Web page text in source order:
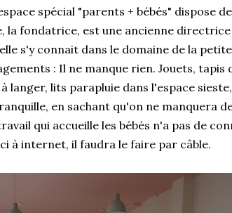
spécial "parents + bébés" dispose
la fondatrice, est une ancienne
s'y connait dans le domaine de la
: Il ne manque rien. Jouets, tapis
langer, lits parapluie dans l'espace
en sachant qu'on ne manquera
qui accueille les bébés n'a pas de
à internet, il faudra le faire par câble.